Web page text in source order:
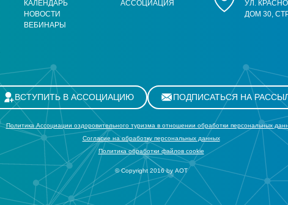
КАЛЕНДАРЬ
НОВОСТИ
ВЕБИНАРЫ
АССОЦИАЦИЯ
УЛ.
ДОМ 30,
ВСТУПИТЬ В АССОЦИАЦИЮ ПОДПИСАТЬСЯ НА
Политика Ассоциации оздоровительного туризма в отношении обработки персональных
Cогласие на обработку персональных данных
Политика обработки файлов cookie
© Copyright 2016 by АОТ